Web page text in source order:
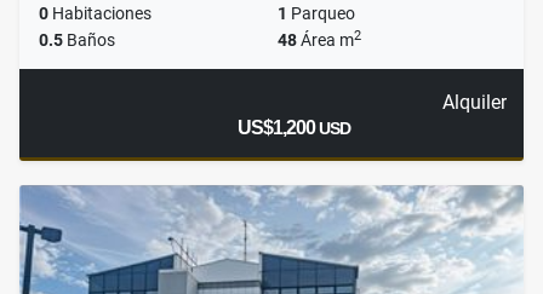
0 Habitaciones 1 Parqueo
0.5 Baños 48Área m2
Alquiler
US$1,200USD